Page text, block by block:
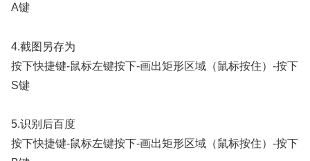
A键
4.截图另存为
按下快捷键-鼠标左键按下-画出矩形区域（鼠标按住）-按下
S键
5.识别后百度
按下快捷键-鼠标左键按下-画出矩形区域（鼠标按住）-按下